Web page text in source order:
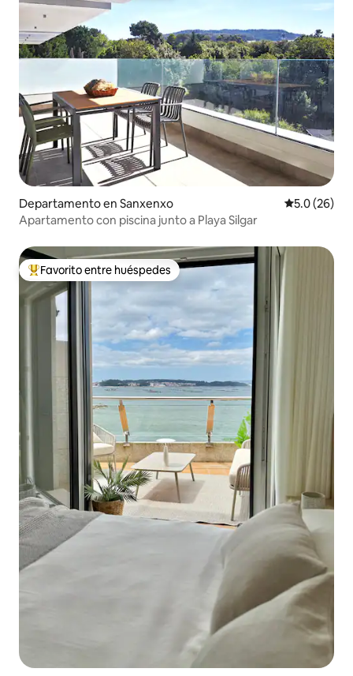
Departamento en Sanxenxo Calificación
5.0 (26)
Apartamento con piscina junto a Playa Silgar
De los mejores en Favorito entre huéspedes
Favorito entre huéspedes